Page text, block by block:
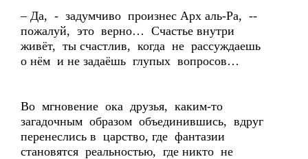
– Да, - задумчиво произнес Арх аль-Ра, --
пожалуй, это верно… Счастье внутри
живёт, ты счастлив, когда не рассуждаешь
о нём и не задаёшь глупых вопросов…
Во мгновение ока друзья, каким-то
загадочным образом объединившись, вдруг
перенеслись в царство, где фантазии
становятся реальностью, где никто не